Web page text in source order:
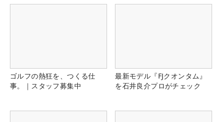
ゴルフの熱狂を、つくる仕
事。｜スタッフ募集中
最新モデル『FJクオンタム』
を石井良介プロがチェック